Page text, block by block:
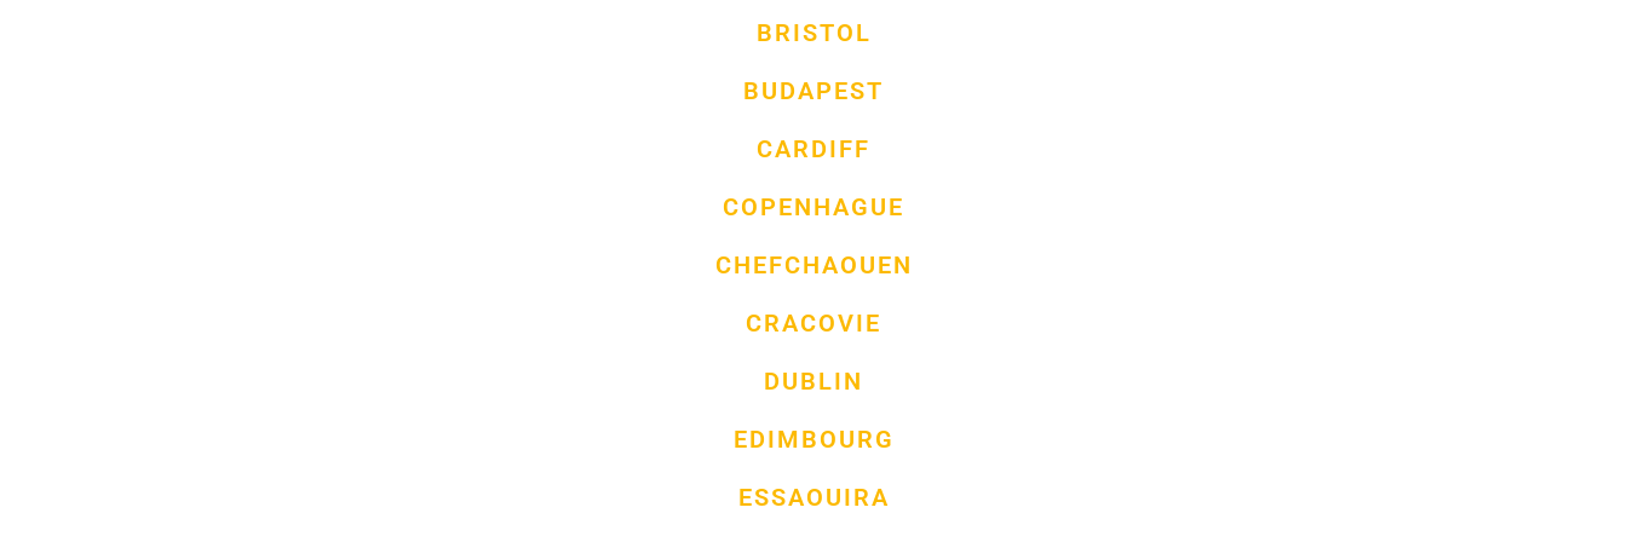
BRISTOL
BUDAPEST
CARDIFF
COPENHAGUE
CHEFCHAOUEN
CRACOVIE
DUBLIN
EDIMBOURG
ESSAOUIRA